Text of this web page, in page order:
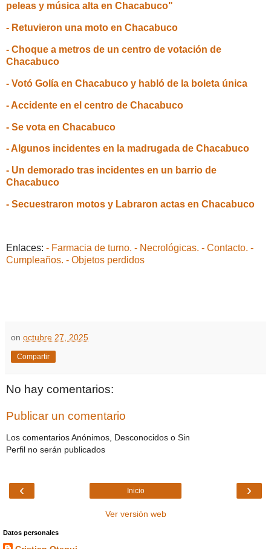
peleas y música alta en Chacabuco"
- Retuvieron una moto en Chacabuco
- Choque a metros de un centro de votación de
Chacabuco
- Votó Golía en Chacabuco y habló de la boleta única
- Accidente en el centro de Chacabuco
- Se vota en Chacabuco
- Algunos incidentes en la madrugada de Chacabuco
- Un demorado tras incidentes en un barrio de
Chacabuco
- Secuestraron motos y Labraron actas en Chacabuco
Enlaces: - Farmacia de turno. - Necrológicas. - Contacto. -
Cumpleaños. - Objetos perdidos
on octubre 27, 2025
Compartir
No hay comentarios:
Publicar un comentario
Los comentarios Anónimos, Desconocidos o Sin
Perfil no serán publicados
‹ ›
Inicio
Ver versión web
Datos personales